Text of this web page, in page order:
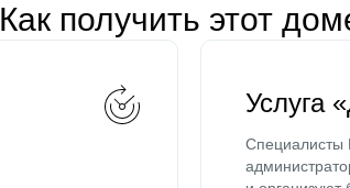
Как получить этот
Услуга
Специалисты